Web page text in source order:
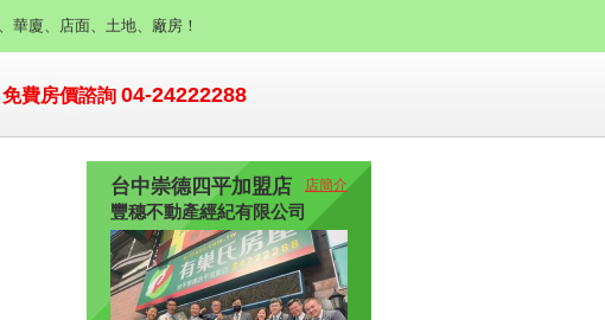
華廈、店面、土地、廠房！
免費房價諮詢 04-24222288
台中崇德四平加盟店 店簡介
豐穗不動產經紀有限公司